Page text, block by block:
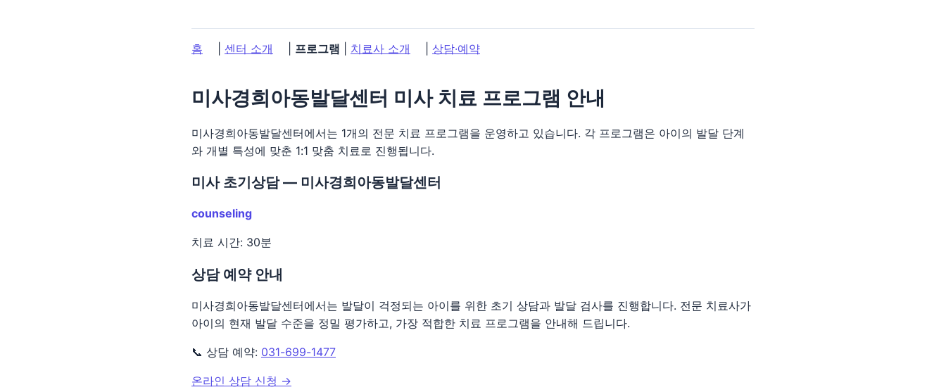
홈 센터 소개 프로그램 치료사 소개 상담·예약
미사경희아동발달센터 미사 치료 프로그램 안내
미사경희아동발달센터에서는 1개의 전문 치료 프로그램을 운영하고 있습니다. 각 프로그램은 아이의 발달 단계
와 개별 특성에 맞춘 1:1 맞춤 치료로 진행됩니다.
미사 초기상담 — 미사경희아동발달센터
counseling
치료 시간: 30분
상담 예약 안내
미사경희아동발달센터에서는 발달이 걱정되는 아이를 위한 초기 상담과 발달 검사를 진행합니다. 전문 치료사가
아이의 현재 발달 수준을 정밀 평가하고, 가장 적합한 치료 프로그램을 안내해 드립니다.
📞 상담 예약: 031-699-1477
온라인 상담 신청 →